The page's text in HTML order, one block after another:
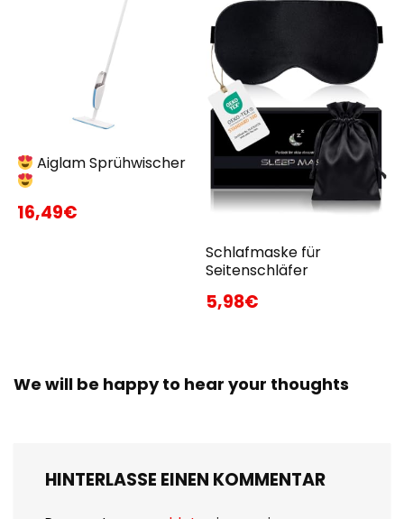
Aiglam Sprühwischer
16,49€
Schlafmaske für
Seitenschläfer
5,98€
We will be happy to hear your thoughts
HINTERLASSE EINEN KOMMENTAR